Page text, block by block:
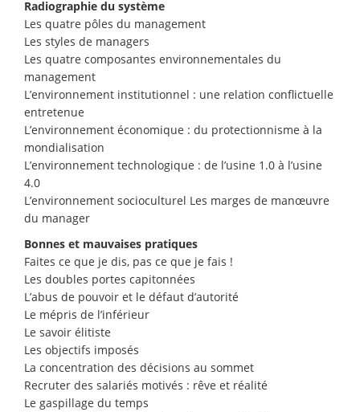
Radiographie du système
Les quatre pôles du management
Les styles de managers
Les quatre composantes environnementales du
management
L’environnement institutionnel : une relation conflictuelle
entretenue
L’environnement économique : du protectionnisme à la
mondialisation
L’environnement technologique : de l’usine 1.0 à l’usine
4.0
L’environnement socioculturel Les marges de manœuvre
du manager
Bonnes et mauvaises pratiques
Faites ce que je dis, pas ce que je fais !
Les doubles portes capitonnées
L’abus de pouvoir et le défaut d’autorité
Le mépris de l’inférieur
Le savoir élitiste
Les objectifs imposés
La concentration des décisions au sommet
Recruter des salariés motivés : rêve et réalité
Le gaspillage du temps